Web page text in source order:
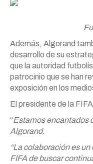
Además, Algorand
desarrollo de su
que la autoridad
patrocinio que se han
exposición en los
El presidente de la
“Estamos encantados
Algorand.
“La colaboración es
FIFA de buscar